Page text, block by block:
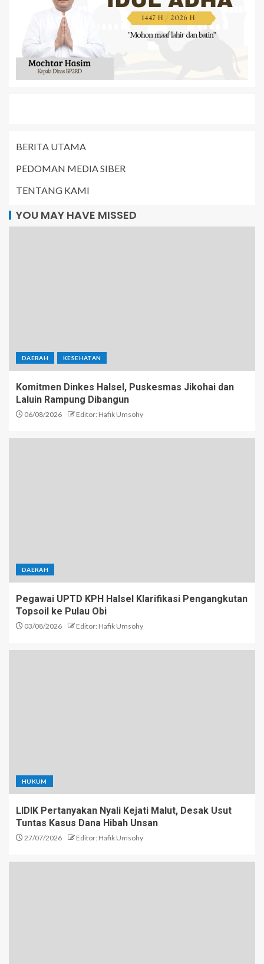
BERITA UTAMA
PEDOMAN MEDIA SIBER
TENTANG KAMI
YOU MAY HAVE MISSED
DAERAH KESEHATAN
Komitmen Dinkes Halsel, Puskesmas Jikohai dan
Laluin Rampung Dibangun
06/08/2026 Editor: Hafik Umsohy
DAERAH
Pegawai UPTD KPH Halsel Klarifikasi Pengangkutan
Topsoil ke Pulau Obi
03/08/2026 Editor: Hafik Umsohy
HUKUM
LIDIK Pertanyakan Nyali Kejati Malut, Desak Usut
Tuntas Kasus Dana Hibah Unsan
27/07/2026 Editor: Hafik Umsohy